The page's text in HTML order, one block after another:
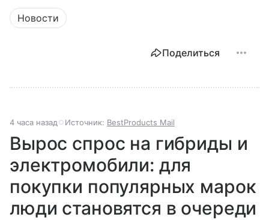
Новости
Поделиться
4 часа назад Источник: BestProducts Mail
Вырос спрос на гибриды и
электромобили: для
покупки популярных марок
люди становятся в очереди